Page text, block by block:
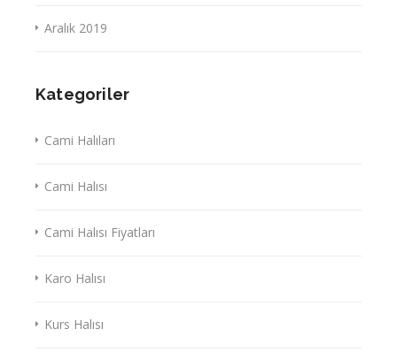
Aralık 2019
Kategoriler
Cami Halıları
Cami Halısı
Cami Halısı Fiyatları
Karo Halısı
Kurs Halısı